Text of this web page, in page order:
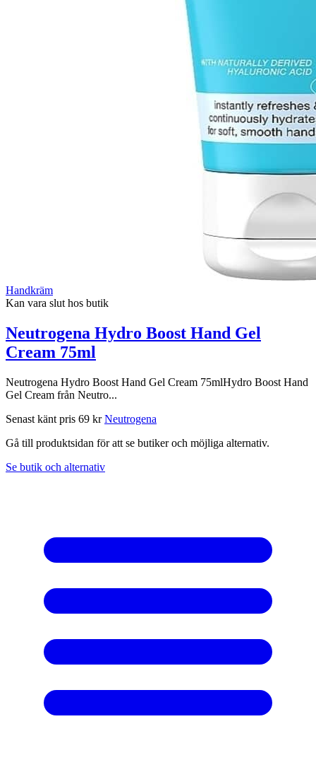
Handkräm
Kan vara slut hos butik
Neutrogena Hydro Boost Hand Gel
Cream 75ml
Neutrogena Hydro Boost Hand Gel Cream 75mlHydro Boost Hand
Gel Cream från Neutro...
Senast känt pris 69 kr Neutrogena
Gå till produktsidan för att se butiker och möjliga alternativ.
Se butik och alternativ